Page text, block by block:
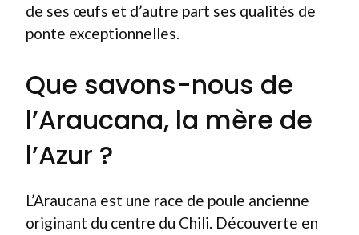
de ses œufs et d’autre part ses qualités de
ponte exceptionnelles.
Que savons-nous de
l’Araucana, la mère de
l’Azur ?
L’Araucana est une race de poule ancienne
originant du centre du Chili. Découverte en